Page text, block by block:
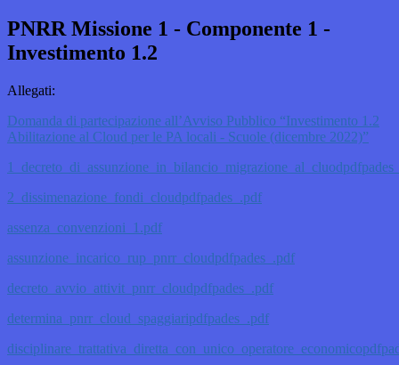
PNRR Missione 1 - Componente 1 -
Investimento 1.2
Allegati:
Domanda di partecipazione all’Avviso Pubblico “Investimento 1.2
Abilitazione al Cloud per le PA locali - Scuole (dicembre 2022)”
2_dissimenazione_fondi_cloudpdfpades_.pdf
assenza_convenzioni_1.pdf
assunzione_incarico_rup_pnrr_cloudpdfpades_.pdf
decreto_avvio_attivit_pnrr_cloudpdfpades_.pdf
determina_pnrr_cloud_spaggiaripdfpades_.pdf